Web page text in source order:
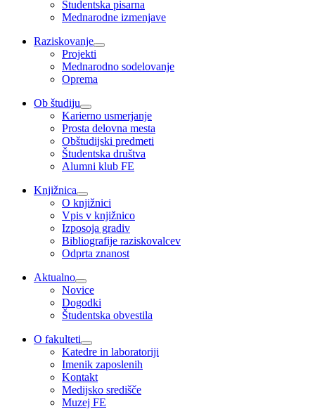
Študentska pisarna
Mednarodne izmenjave
Raziskovanje
Projekti
Mednarodno sodelovanje
Oprema
Ob študiju
Karierno usmerjanje
Prosta delovna mesta
Obštudijski predmeti
Študentska društva
Alumni klub FE
Knjižnica
O knjižnici
Vpis v knjižnico
Izposoja gradiv
Bibliografije raziskovalcev
Odprta znanost
Aktualno
Novice
Dogodki
Študentska obvestila
O fakulteti
Katedre in laboratoriji
Imenik zaposlenih
Kontakt
Medijsko središče
Muzej FE